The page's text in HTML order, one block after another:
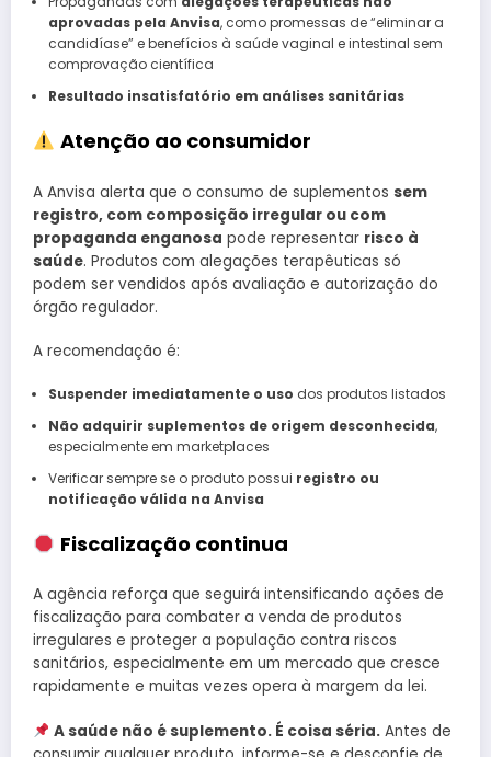
aprovadas pela Anvisa, como promessas de “eliminar a
candidíase” e benefícios à saúde vaginal e intestinal sem
comprovação científica
Resultado insatisfatório em análises sanitárias
Atenção ao consumidor
A Anvisa alerta que o consumo de suplementos sem
registro, com composição irregular ou com
propaganda enganosa pode representar risco à
saúde. Produtos com alegações terapêuticas só
podem ser vendidos após avaliação e autorização do
órgão regulador.
A recomendação é:
Suspender imediatamente o uso dos produtos listados
Não adquirir suplementos de origem desconhecida,
especialmente em marketplaces
Verificar sempre se o produto possui registro ou
notificação válida na Anvisa
Fiscalização continua
A agência reforça que seguirá intensificando ações de
fiscalização para combater a venda de produtos
irregulares e proteger a população contra riscos
sanitários, especialmente em um mercado que cresce
rapidamente e muitas vezes opera à margem da lei.
A saúde não é suplemento. É coisa séria. Antes de